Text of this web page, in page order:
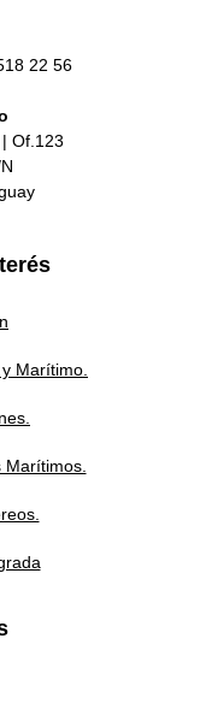
22 56
Of.123
Marítimo.